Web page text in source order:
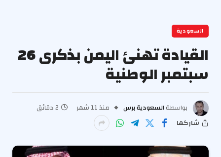
السعودية
القيادة تهنئ اليمن بذكرى 26
سبتمبر الوطنية
بواسطة السعودية برس منذ 11 شهر
2 دقائق
شاركها